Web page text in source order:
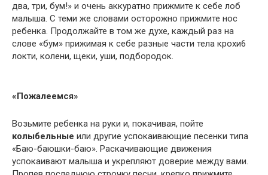
два, три, бум!» и очень аккуратно прижмите к себе лоб
малыша. С теми же словами осторожно прижмите нос
ребенка. Продолжайте в том же духе, каждый раз на
слове «бум» прижимая к себе разные части тела крохи6
локти, колени, щеки, уши, подбородок.
«Пожалеемся»
Возьмите ребенка на руки и, покачивая, пойте
колыбельные или другие успокаивающие песенки типа
«Баю-баюшки-баю». Раскачивающие движения
успокаивают малыша и укрепляют доверие между вами.